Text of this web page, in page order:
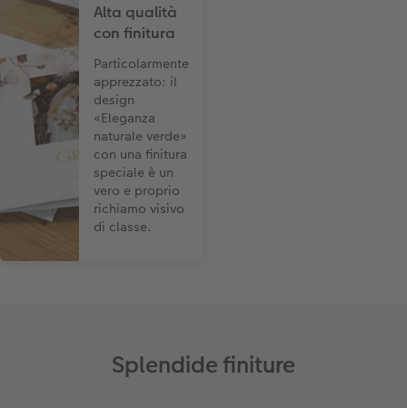
Alta qualità
con finitura
Particolarmente
apprezzato: il
design
«Eleganza
naturale verde»
con una finitura
speciale è un
vero e proprio
richiamo visivo
di classe.
Splendide finiture